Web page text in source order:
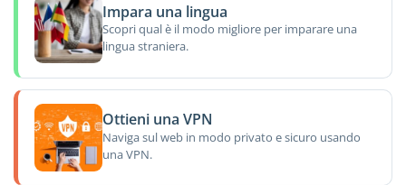
Impara una lingua
Scopri qual è il modo migliore per imparare una
lingua straniera.
Ottieni una VPN
Naviga sul web in modo privato e sicuro usando
una VPN.